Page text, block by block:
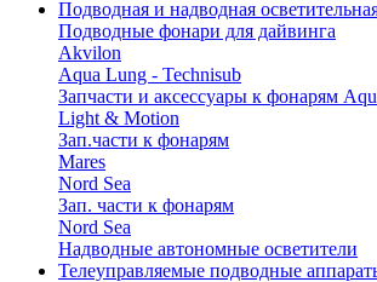
Подводная и надводная
Подводные фонари для дайвинга
Akvilon
Aqua Lung - Technisub
Запчасти и аксессуары к фонарям
Light & Motion
Зап.части к фонарям
Mares
Nord Sea
Зап. части к фонарям
Nord Sea
Надводные автономные осветители
Телеуправляемые подводные